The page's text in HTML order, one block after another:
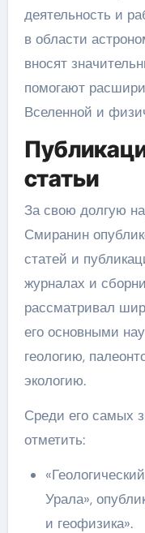
деятельность и
в области
вносят
помогают
Вселенной и
статьи
За свою долгую
Смиранин
статей и
журналах и
рассматривал
его основными
геологию,
экологию.
Среди его самых
отметить:
Урала»,
и геофизика».